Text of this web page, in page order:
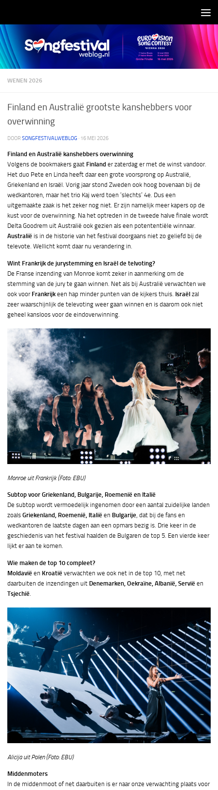
WENEN 2026
Finland en Australië grootste kanshebbers voor
overwinning
DOOR SONGFESTIVALWEBLOG · 16 MEI 2026
Finland en Australië kanshebbers overwinning
Volgens de bookmakers gaat Finland er zaterdag er met de winst vandoor.
Het duo Pete en Linda heeft daar een grote voorsprong op Australië,
Griekenland en Israël. Vorig jaar stond Zweden ook hoog bovenaan bij de
wedkantoren, maar het trio Kaj werd toen ‘slechts’ 4e. Dus een
uitgemaakte zaak is het zeker nog niet. Er zijn namelijk meer kapers op de
kust voor de overwinning. Na het optreden in de tweede halve finale wordt
Delta Goodrem uit Australië ook gezien als een potententiële winnaar.
Australië is in de historie van het festival doorgaans niet zo geliefd bij de
televote. Wellicht komt daar nu verandering in.
Wint Frankrijk de jurystemming en Israël de telvoting?
De Franse inzending van Monroe komt zeker in aanmerking om de
stemming van de jury te gaan winnen. Net als bij Australië verwachten we
ook voor Frankrijk een hap minder punten van de kijkers thuis. Israël zal
zeer waarschijnlijk de televoting weer gaan winnen en is daarom ook niet
geheel kansloos voor de eindoverwinning.
Monroe uit Frankrijk (Foto: EBU)
Subtop voor Griekenland, Bulgarije, Roemenië en Italië
De subtop wordt vermoedelijk ingenomen door een aantal zuidelijke landen
zoals Griekenland, Roemenië, Italië en Bulgarije, dat bij de fans en
wedkantoren de laatste dagen aan een opmars bezig is. Drie keer in de
geschiedenis van het festival haalden de Bulgaren de top 5. Een vierde keer
lijkt er aan te komen.
Wie maken de top 10 compleet?
Moldavië en Kroatië verwachten we ook net in de top 10, met net
daarbuiten de inzendingen uit Denemarken, Oekraïne, Albanië, Servië en
Tsjechië
Alicija uit Polen (Foto: EBU)
Middenmoters
In de middenmoot of net daarbuiten is er naar onze verwachting plaats voor